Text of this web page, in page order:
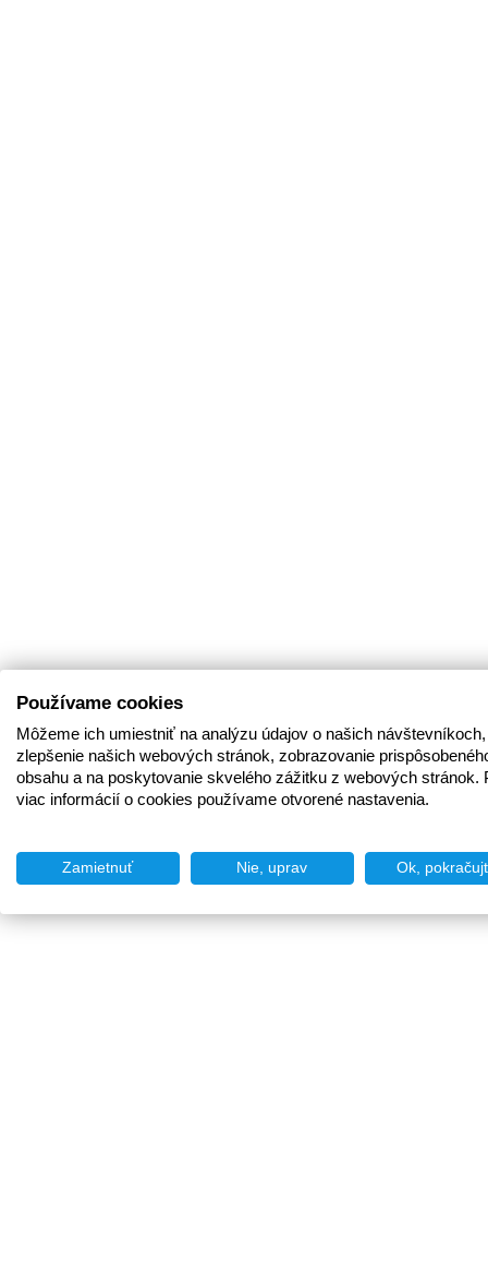
Používame cookies
Môžeme ich umiestniť na analýzu údajov o našich
zlepšenie našich webových stránok, zobrazovanie
obsahu a na poskytovanie skvelého zážitku z webových stránok.
viac informácií o cookies používame otvorené nastavenia.
Zamietnuť Nie, uprav Ok,